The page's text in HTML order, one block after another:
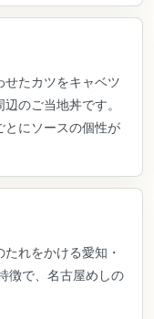
たカツをキャベツ
のご当地丼です。
とにソースの個性が
れをかける愛知・
徴で、名古屋めしの